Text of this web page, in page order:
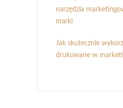
narzędzia
marki
Jak skutecznie
drukowane w